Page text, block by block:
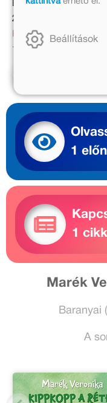
Eredeti ár:
2 499 Ft
Kedvezményes ár:
1 999 Ft
1
1 cikk
Marék
Baranyai
A
Beállítások